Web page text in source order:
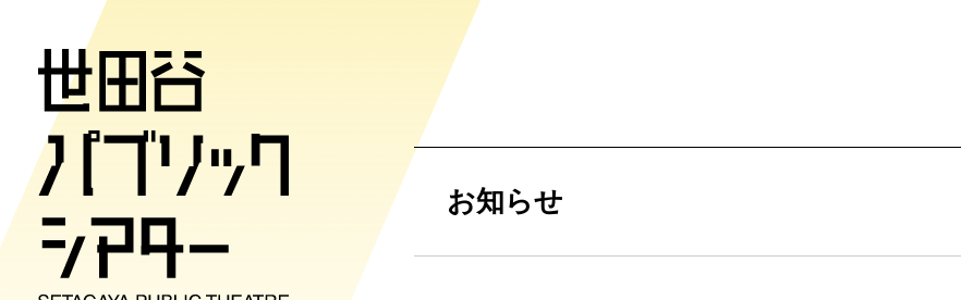
公演情報
学芸情報
施設・サービス
劇場案内
チケット購入方法・会員制度
チケット購入方法
お知らせ